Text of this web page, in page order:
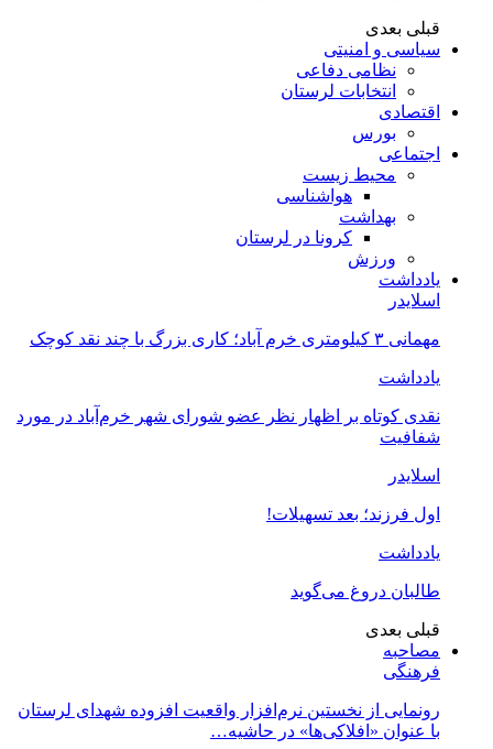
قبلی بعدی
سیاسی و امنیتی
نظامی دفاعی
انتخابات لرستان
اقتصادی
بورس
اجتماعی
محیط زیست
هواشناسی
بهداشت
کرونا در لرستان
ورزش
یادداشت
اسلایدر
مهمانی ۳ کیلومتری خرم آباد؛ کاری بزرگ با چند نقد کوچک
یادداشت
نقدی کوتاه بر اظهار نظر عضو شورای شهر خرم‌آباد در مورد
شفافیت
اسلایدر
اول فرزند؛ بعد تسهیلات!
یادداشت
طالبان دروغ می‌گوید
قبلی بعدی
مصاحبه
فرهنگی
رونمایی از نخستین نرم‌افزار واقعیت افزوده شهدای لرستان
با عنوان «افلاکی‌ها» در حاشیه…